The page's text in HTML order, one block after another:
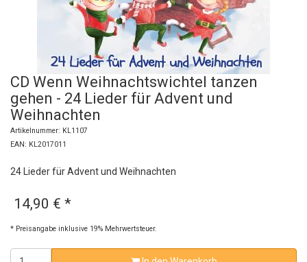
CD Wenn Weihnachtswichtel tanzen
gehen - 24 Lieder für Advent und
Weihnachten
Artikelnummer: KL1107
EAN: KL2017011
24 Lieder für Advent und Weihnachten
14,90 € *
* Preisangabe inklusive 19% Mehrwertsteuer.